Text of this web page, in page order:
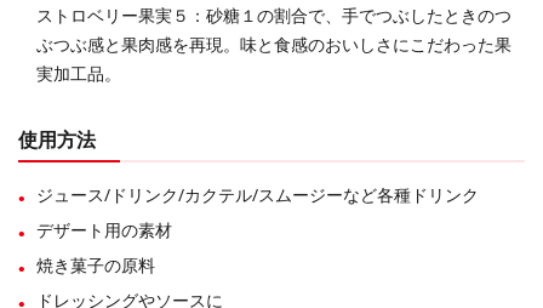
ストロベリー果実５：砂糖１の割合で、手でつぶしたときのつ
ぶつぶ感と果肉感を再現。味と食感のおいしさにこだわった果
実加工品。
使用方法
ジュース/ドリンク/カクテル/スムージーなど各種ドリンク
デザート用の素材
焼き菓子の原料
ドレッシングやソースに